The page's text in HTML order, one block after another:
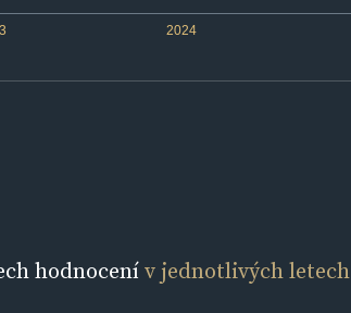
2024
hodnocenív jednotlivých letech